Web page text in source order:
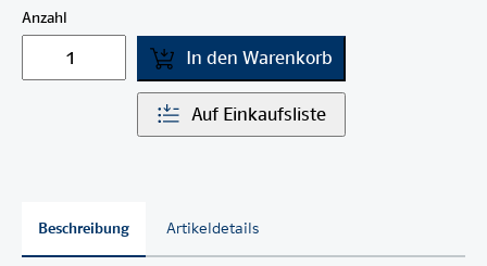
Anzahl
In den Warenkorb
Auf Einkaufsliste
Beschreibung Artikeldetails